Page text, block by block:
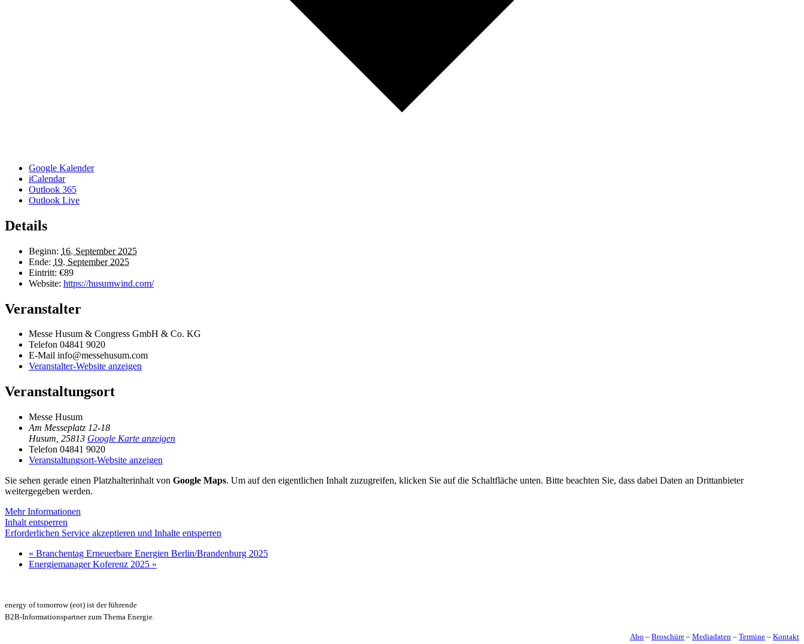
Google Kalender
iCalendar
Outlook 365
Outlook Live
Details
Beginn: 16. September 2025
Ende: 19. September 2025
Eintritt: €89
Website: https://husumwind.com/
Veranstalter
Messe Husum & Congress GmbH & Co. KG
Telefon 04841 9020
E-Mail info@messehusum.com
Veranstalter-Website anzeigen
Veranstaltungsort
Messe Husum
Am Messeplatz 12-18
Husum 25813 Google Karte anzeigen
Telefon 04841 9020
Veranstaltungsort-Website anzeigen
Sie sehen gerade einen Platzhalterinhalt von Google Maps. Um auf den eigentlichen Inhalt zuzugreifen, klicken Sie auf die Schaltfläche unten. Bitte beachten Sie, dass dabei Daten an Drittanbieter
weitergegeben werden.
Mehr Informationen
Inhalt entsperren
Erforderlichen Service akzeptieren und Inhalte entsperren
« Branchentag Erneuerbare Energien Berlin/Brandenburg 2025
Energiemanager Koferenz 2025 »
energy of tomorrow (eot) ist der führende
B2B-Informationspartner zum Thema Energie.
Abo – Broschüre – Mediadaten – Termine – Kontakt